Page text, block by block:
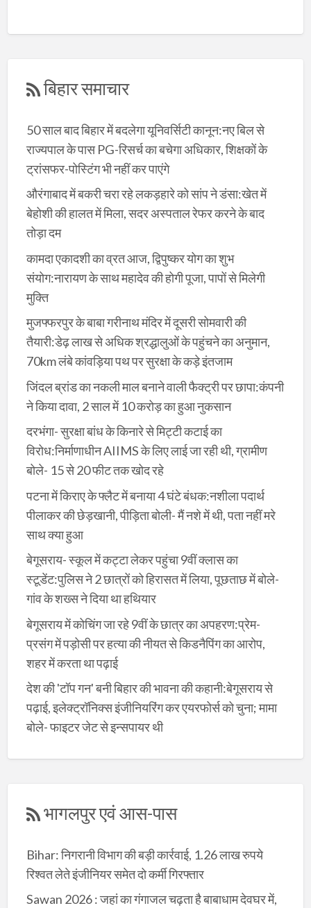
बिहार समाचार
50 साल बाद बिहार में बदलेगा यूनिवर्सिटी कानून:नए बिल से
राज्यपाल के पास PG-रिसर्च का बचेगा अधिकार, शिक्षकों के
ट्रांसफर-पोस्टिंग भी नहीं कर पाएंगे
औरंगाबाद में बकरी चरा रहे लकड़हारे को सांप ने डंसा:खेत में
बेहोशी की हालत में मिला, सदर अस्पताल रेफर करने के बाद
तोड़ा दम
कामदा एकादशी का व्रत आज, द्विपुष्कर योग का शुभ
संयोग:नारायण के साथ महादेव की होगी पूजा, पापों से मिलेगी
मुक्ति
मुजफ्फरपुर के बाबा गरीनाथ मंदिर में दूसरी सोमवारी की
तैयारी:डेढ़ लाख से अधिक श्रद्धालुओं के पहुंचने का अनुमान,
70km लंबे कांवड़िया पथ पर सुरक्षा के कड़े इंतजाम
जिंदल ब्रांड का नकली माल बनाने वाली फैक्ट्री पर छापा:कंपनी
ने किया दावा, 2 साल में 10 करोड़ का हुआ नुकसान
दरभंगा- सुरक्षा बांध के किनारे से मिट्टी कटाई का
विरोध:निर्माणाधीन AIIMS के लिए लाई जा रही थी, ग्रामीण
बोले- 15 से 20 फीट तक खोद रहे
पटना में किराए के फ्लैट में बनाया 4 घंटे बंधक:नशीला पदार्थ
पीलाकर की छेड़खानी, पीड़िता बोली- मैं नशे में थी, पता नहीं मरे
साथ क्या हुआ
बेगूसराय- स्कूल में कट्टा लेकर पहुंचा 9वीं क्लास का
स्टूडेंट:पुलिस ने 2 छात्रों को हिरासत में लिया, पूछताछ में बोले-
गांव के शख्स ने दिया था हथियार
बेगूसराय में कोचिंग जा रहे 9वीं के छात्र का अपहरण:प्रेम-
प्रसंग में पड़ोसी पर हत्या की नीयत से किडनैपिंग का आरोप,
शहर में करता था पढ़ाई
देश की 'टॉप गन' बनी बिहार की भावना की कहानी:बेगूसराय से
पढ़ाई, इलेक्ट्रॉनिक्स इंजीनियरिंग कर एयरफोर्स को चुना; मामा
बोले- फाइटर जेट से इन्सपायर थी
भागलपुर एवं आस-पास
Bihar: निगरानी विभाग की बड़ी कार्रवाई, 1.26 लाख रुपये
रिश्वत लेते इंजीनियर समेत दो कर्मी गिरफ्तार
Sawan 2026 : जहां का गंगाजल चढ़ता है बाबाधाम देवघर में,